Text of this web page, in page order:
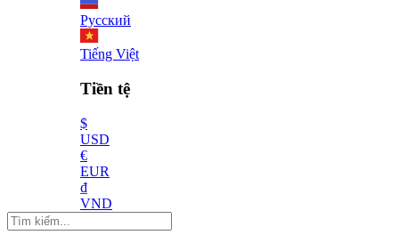
Русский
Tiếng Việt
Tiền tệ
$
USD
€
EUR
₫
VND